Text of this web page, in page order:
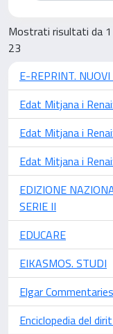
Mostrati risultati da 1
23
E-REPRINT.
Edat Mitjana i
Edat Mitjana i
Edat Mitjana i
EDIZIONE
SERIE II
EDUCARE
EIKASMOS. STUDI
Elgar
Enciclopedia del